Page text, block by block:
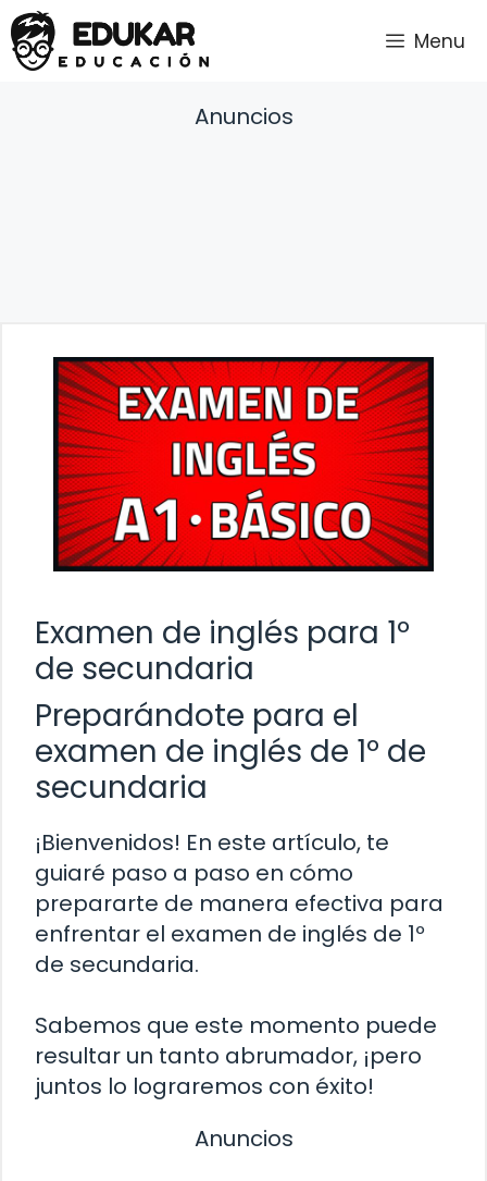
Saltar
al
contenido
Menu
Anuncios
Examen de inglés para 1º
de secundaria
Preparándote para el
examen de inglés de 1º de
secundaria
¡Bienvenidos! En este artículo, te
guiaré paso a paso en cómo
prepararte de manera efectiva para
enfrentar el examen de inglés de 1º
de secundaria.
Sabemos que este momento puede
resultar un tanto abrumador, ¡pero
juntos lo lograremos con éxito!
Anuncios